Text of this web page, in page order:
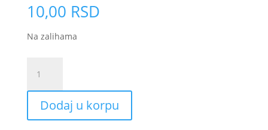
10,00 RSD
Na zalihama
niplom
(14G/2.00
mm)
Dodaj u korpu